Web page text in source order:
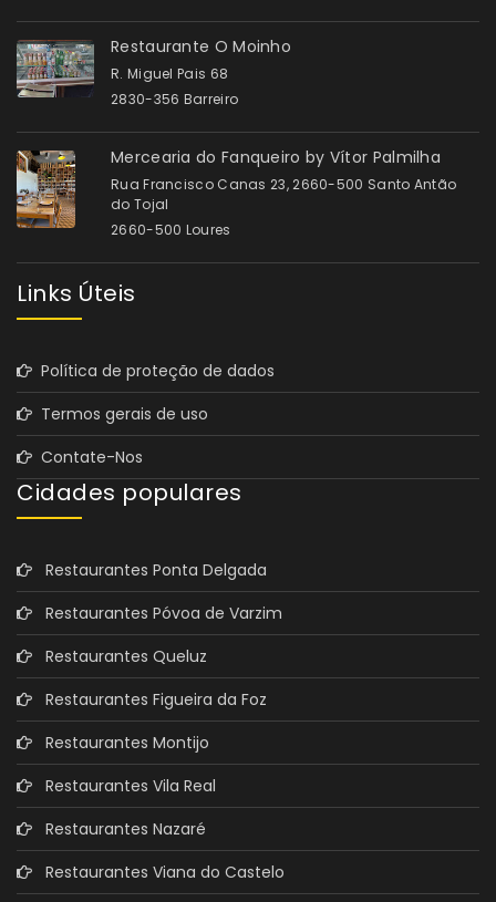
Restaurante O Moinho
R. Miguel Pais 68
2830-356 Barreiro
Mercearia do Fanqueiro by Vítor Palmilha
Rua Francisco Canas 23, 2660-500 Santo Antão
do Tojal
2660-500 Loures
Links Úteis
Política de proteção de dados
Termos gerais de uso
Contate-Nos
Cidades populares
Restaurantes Ponta Delgada
Restaurantes Póvoa de Varzim
Restaurantes Queluz
Restaurantes Figueira da Foz
Restaurantes Montijo
Restaurantes Vila Real
Restaurantes Nazaré
Restaurantes Viana do Castelo